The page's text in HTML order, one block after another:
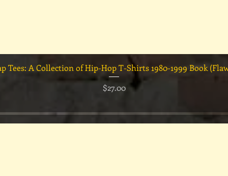
クイックビュー
Tees: A Collection of Hip-Hop T-Shirts 1980-1999 Book
価格
$27.00